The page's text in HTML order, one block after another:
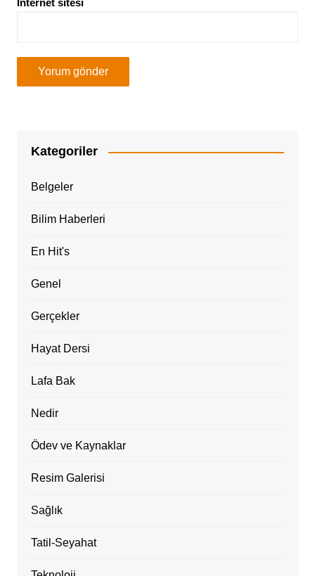
İnternet sitesi
Kategoriler
Belgeler
Bilim Haberleri
En Hit's
Genel
Gerçekler
Hayat Dersi
Lafa Bak
Nedir
Ödev ve Kaynaklar
Resim Galerisi
Sağlık
Tatil-Seyahat